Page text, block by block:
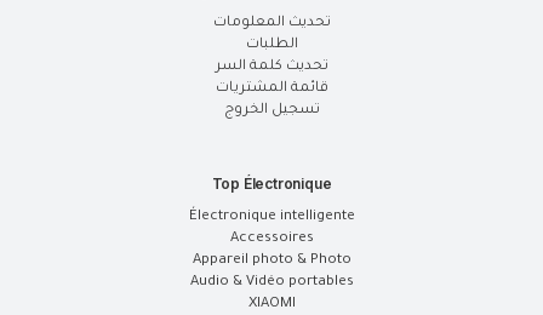
تحديث المعلومات
الطلبات
تحديث كلمة السر
قائمة المشتريات
تسجيل الخروج
Top Électronique
Électronique intelligente
Accessoires
Appareil photo & Photo
Audio & Vidéo portables
XIAOMI